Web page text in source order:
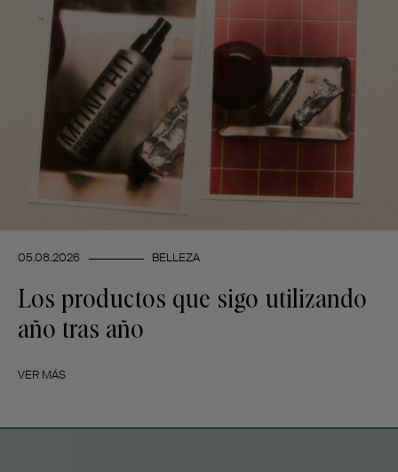
05.08.2026 BELLEZA
Los productos que sigo utilizando
año tras año
VER MÁS